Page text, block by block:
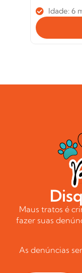
Idade: 6
Maus tratos é
fazer suas
As denúncias